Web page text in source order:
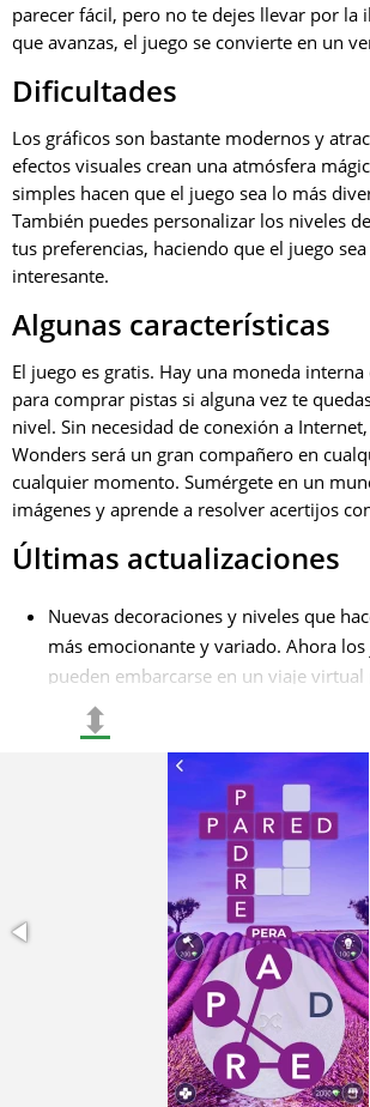
parecer fácil, pero no te dejes llevar por la
que avanzas, el juego se convierte en un
Dificultades
Los gráficos son bastante modernos y
efectos visuales crean una atmósfera
simples hacen que el juego sea lo más
También puedes personalizar los niveles
tus preferencias, haciendo que el juego
interesante.
Algunas características
El juego es gratis. Hay una moneda
para comprar pistas si alguna vez te
nivel. Sin necesidad de conexión a
Wonders será un gran compañero en
cualquier momento. Sumérgete en un
imágenes y aprende a resolver acertijos
Últimas actualizaciones
Nuevas decoraciones y niveles que
más emocionante y variado. Ahora
pueden embarcarse en un viaje virtual
monumentos históricos de Austria,
su rica cultura y tradiciones;
Nuevas misiones diarias que permiten
ganar recompensas exclusivas. Los
verano, añadidos en la última
crear una atmósfera de descanso y
Sistema de suscripción Pro
Ahora los suscriptores reciben un
dos pistas gratuitas en cada nivel y la
anuncios. Esta actualización hace que
juego sea más cómoda.
⬍